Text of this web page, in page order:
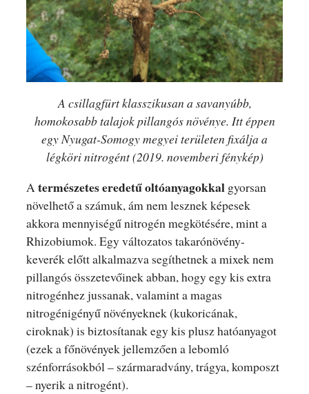
A csillagfürt klasszikusan a savanyúbb,
homokosabb talajok pillangós növénye. Itt éppen
egy Nyugat-Somogy megyei területen fixálja a
légköri nitrogént (2019. novemberi fénykép)
Atermészetes eredetű oltóanyagokkalgyorsan
növelhető a számuk, ám nem lesznek képesek
akkora mennyiségű nitrogén megkötésére, mint a
Rhizobiumok. Egy változatos takarónövény-
keverék előtt alkalmazva segíthetnek a mixek nem
pillangós összetevőinek abban, hogy egy kis extra
nitrogénhez jussanak, valamint a magas
nitrogénigényű növényeknek (kukoricának,
ciroknak) is biztosítanak egy kis plusz hatóanyagot
(ezek a főnövények jellemzően a lebomló
szénforrásokból – szármaradvány, trágya, komposzt
– nyerik a nitrogént).